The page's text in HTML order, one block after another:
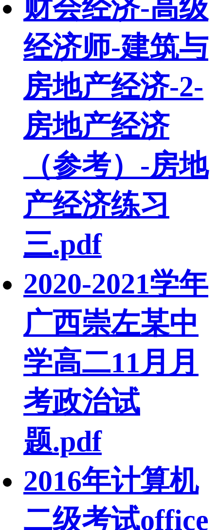
财会经济-高级
经济师-建筑与
房地产经济-2-
房地产经济
（参考）-房地
产经济练习
三.pdf
2020-2021学年
广西崇左某中
学高二11月月
考政治试
题.pdf
2016年计算机
二级考试office